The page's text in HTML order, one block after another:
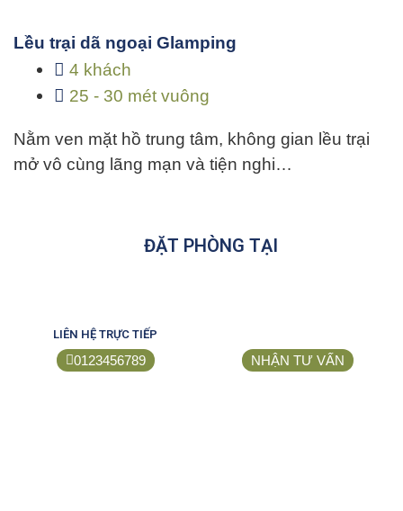
Lều trại dã ngoại Glamping
4 khách
25 - 30 mét vuông
Nằm ven mặt hồ trung tâm, không gian lều trại
mở vô cùng lãng mạn và tiện nghi…
ĐẶT PHÒNG TẠI
LIÊN HỆ TRỰC TIẾP
0123456789 NHẬN TƯ VẤN